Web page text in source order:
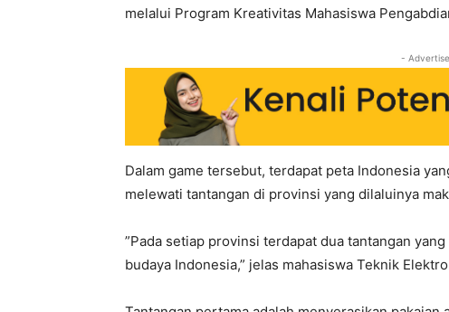
melalui Program Kreativitas Mahasiswa
-
Dalam game tersebut, terdapat peta Indonesia
melewati tantangan di provinsi yang dilaluinya
”Pada setiap provinsi terdapat dua tantangan
budaya Indonesia,” jelas mahasiswa Teknik